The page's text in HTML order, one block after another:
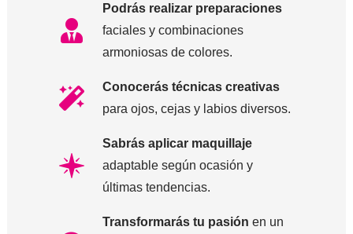
Podrás realizar preparaciones
faciales y combinaciones
armoniosas de colores.
Conocerás técnicas creativas
para ojos, cejas y labios diversos.
Sabrás aplicar maquillaje
adaptable según ocasión y
últimas tendencias.
Transformarás tu pasión en un